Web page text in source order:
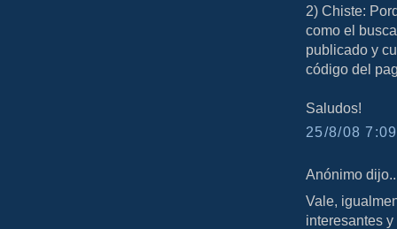
2) Chiste:
como el
publicado y
código del
Saludos!
25/8/08
Anónimo
Vale,
interesantes